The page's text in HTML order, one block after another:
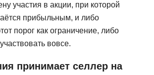
участия в акции, при которой
прибыльным, и либо
порог как ограничение, либо
вовсе.
принимает селлер на